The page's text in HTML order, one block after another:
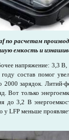
по расчетам
емкость и
напряжение: 3,3 В,
состав помог
зарядок. Литий-
Вот только
до 3,2 В
у LFP меньше